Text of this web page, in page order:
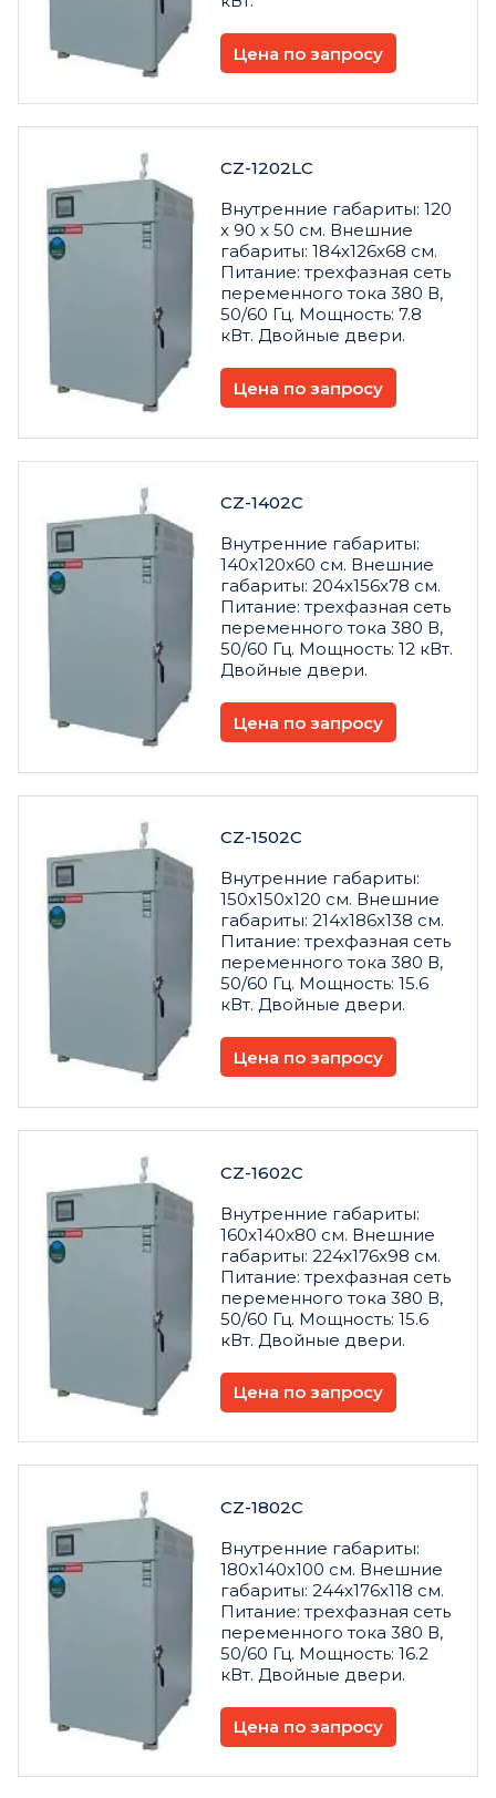
Цена по запросу
CZ-1202LC
Внутренние габариты: 120
x 90 x 50 см. Внешние
габариты: 184x126x68 см.
Питание: трехфазная сеть
переменного тока 380 В,
50/60 Гц. Мощность: 7.8
кВт. Двойные двери.
Цена по запросу
CZ-1402C
Внутренние габариты:
140x120x60 см. Внешние
габариты: 204x156x78 см.
Питание: трехфазная сеть
переменного тока 380 В,
50/60 Гц. Мощность: 12 кВт.
Двойные двери.
Цена по запросу
CZ-1502C
Внутренние габариты:
150x150x120 см. Внешние
габариты: 214x186x138 см.
Питание: трехфазная сеть
переменного тока 380 В,
50/60 Гц. Мощность: 15.6
кВт. Двойные двери.
Цена по запросу
CZ-1602C
Внутренние габариты:
160x140x80 см. Внешние
габариты: 224x176x98 см.
Питание: трехфазная сеть
переменного тока 380 В,
50/60 Гц. Мощность: 15.6
кВт. Двойные двери.
Цена по запросу
CZ-1802C
Внутренние габариты:
180x140x100 см. Внешние
габариты: 244x176x118 см.
Питание: трехфазная сеть
переменного тока 380 В,
50/60 Гц. Мощность: 16.2
кВт. Двойные двери.
Цена по запросу